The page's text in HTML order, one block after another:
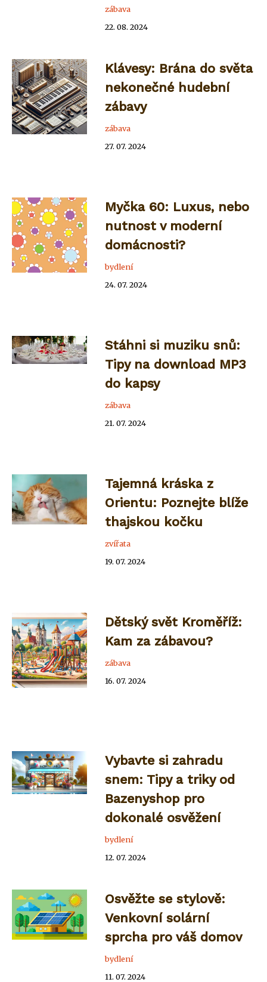
zábava
22. 08. 2024
Klávesy: Brána do světa
nekonečné hudební
zábavy
zábava
27. 07. 2024
Myčka 60: Luxus, nebo
nutnost v moderní
domácnosti?
bydlení
24. 07. 2024
Stáhni si muziku snů:
Tipy na download MP3
do kapsy
zábava
21. 07. 2024
Tajemná kráska z
Orientu: Poznejte blíže
thajskou kočku
zvířata
19. 07. 2024
Dětský svět Kroměříž:
Kam za zábavou?
zábava
16. 07. 2024
Vybavte si zahradu
snem: Tipy a triky od
Bazenyshop pro
dokonalé osvěžení
bydlení
12. 07. 2024
Osvěžte se stylově:
Venkovní solární
sprcha pro váš domov
bydlení
11. 07. 2024